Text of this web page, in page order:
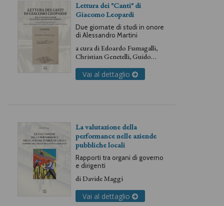
Lettura dei "Canti" di
Giacomo Leopardi
Due giornate di studi in onore
di Alessandro Martini
a cura diEdoardo Fumagalli,
Christian Genetelli,Guido
Vai al dettaglio
La valutazione della
performance nelle aziende
pubbliche locali
Rapporti tra organi di governo
e dirigenti
diDavide Maggi
Vai al dettaglio